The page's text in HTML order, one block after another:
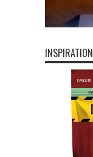
INSPIRATION